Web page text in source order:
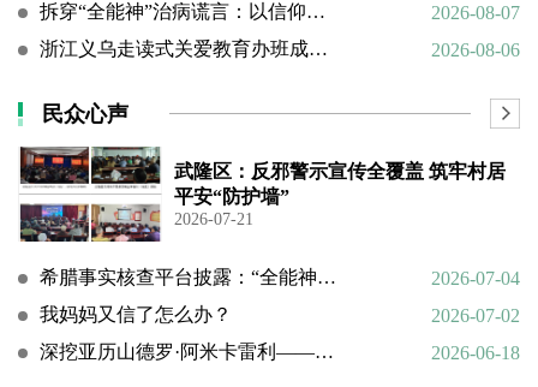
拆穿“全能神”治病谎言：以信仰绑架生命，以洗脑延误治疗
2026-08-07
浙江义乌走读式关爱教育办班成功转化9名“全能神”“全范围教会”等邪教人员
2026-08-06
民众心声
武隆区：反邪警示宣传全覆盖 筑牢村居
平安“防护墙”
2026-07-21
希腊事实核查平台披露：“全能神”邪教借AI技术向欧洲渗透
2026-07-04
我妈妈又信了怎么办？
2026-07-02
深挖亚历山德罗·阿米卡雷利——一个邪教组织的国际帮凶
2026-06-18